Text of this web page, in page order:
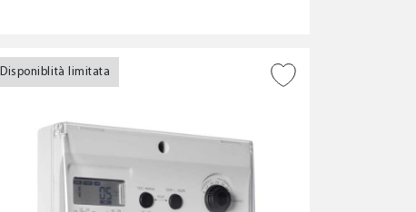
Disponiblità limitata